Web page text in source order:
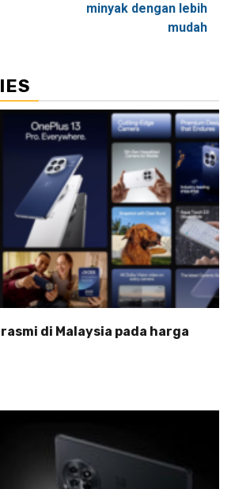
minyak dengan lebih
mudah
di Malaysia pada harga